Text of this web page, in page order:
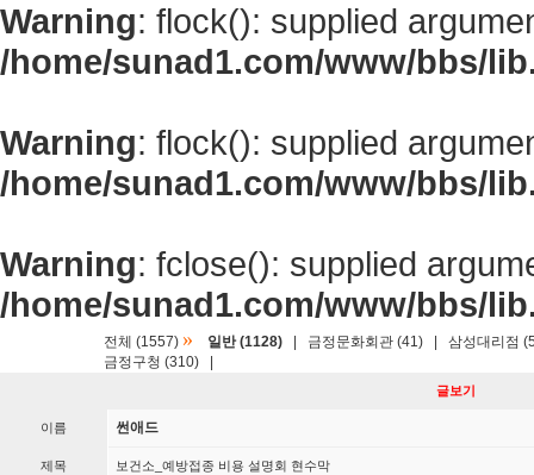
Warning: flock(): supplied
/home/sunad1.com/www/bbs/
Warning: flock(): supplied
/home/sunad1.com/www/bbs/
Warning: fclose(): supplied
/home/sunad1.com/www/bbs/
전체 (1557) » 일반 (1128) 금정문화회관 (41)
삼성대리점
금정구청 (310)
글보기
이름 썬애드
제목 보건소_예방접종 비용 설명회 현수막